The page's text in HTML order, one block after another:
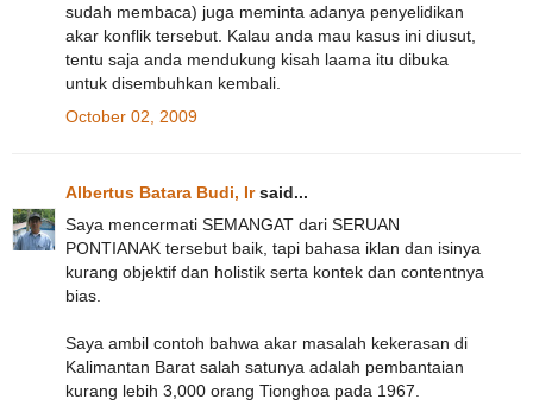
sudah membaca) juga meminta adanya penyelidikan
akar konflik tersebut. Kalau anda mau kasus ini diusut,
tentu saja anda mendukung kisah laama itu dibuka
untuk disembuhkan kembali.
October 02, 2009
Albertus Batara Budi, Irsaid...
Saya mencermati SEMANGAT dari SERUAN
PONTIANAK tersebut baik, tapi bahasa iklan dan isinya
kurang objektif dan holistik serta kontek dan contentnya
bias.
Saya ambil contoh bahwa akar masalah kekerasan di
Kalimantan Barat salah satunya adalah pembantaian
kurang lebih 3,000 orang Tionghoa pada 1967.